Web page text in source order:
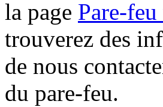
la page Pare-
trouverez des
de nous
du pare-feu.